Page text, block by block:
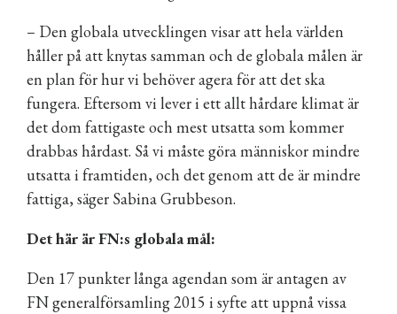
– Den globala utvecklingen visar att hela världen
håller på att knytas samman och de globala målen är
en plan för hur vi behöver agera för att det ska
fungera. Eftersom vi lever i ett allt hårdare klimat är
det dom fattigaste och mest utsatta som kommer
drabbas hårdast. Så vi måste göra människor mindre
utsatta i framtiden, och det genom att de är mindre
fattiga, säger Sabina Grubbeson.
Det här är FN:s globala mål:
Den 17 punkter långa agendan som är antagen av
FN generalförsamling 2015 i syfte att uppnå vissa